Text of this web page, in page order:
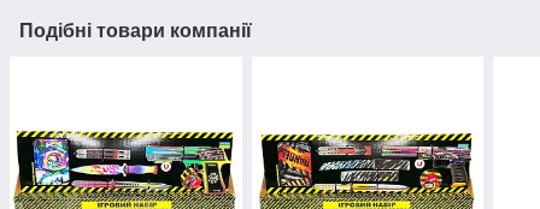
Подібні товари компанії